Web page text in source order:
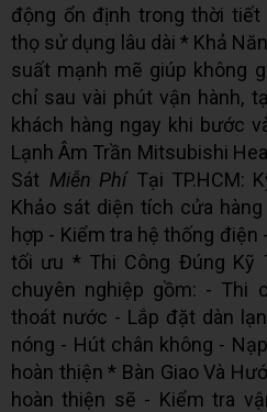
động ổn định trong thời tiết
thọ sử dụng lâu dài * Khả
suất mạnh mẽ giúp không
chỉ sau vài phút vận hành,
khách hàng ngay khi bước
Lạnh Âm Trần Mitsubishi
Sát Miễn PhíTại TP.HCM:
Khảo sát diện tích cửa
hợp - Kiểm tra hệ thống
tối ưu * Thi Công Đúng Kỹ
chuyên nghiệp gồm: - Thi
thoát nước - Lắp đặt dàn
nóng - Hút chân không -
hoàn thiện * Bàn Giao Và
hoàn thiện sẽ - Kiểm tra